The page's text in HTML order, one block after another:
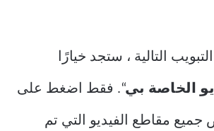
التالية ، ستجد خيارًا
الخاصة بي“. فقط اضغط على
مقاطع الفيديو التي تم